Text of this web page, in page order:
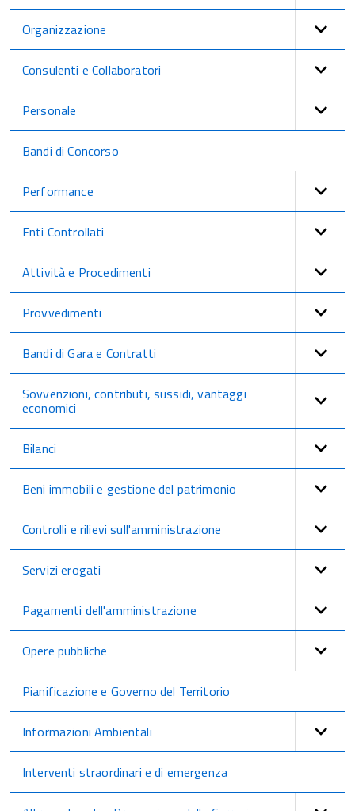
Organizzazione
Consulenti e Collaboratori
Personale
Bandi di Concorso
Performance
Enti Controllati
Attività e Procedimenti
Provvedimenti
Bandi di Gara e Contratti
Sovvenzioni, contributi, sussidi, vantaggi
economici
Bilanci
Beni immobili e gestione del patrimonio
Controlli e rilievi sull'amministrazione
Servizi erogati
Pagamenti dell'amministrazione
Opere pubbliche
Pianificazione e Governo del Territorio
Informazioni Ambientali
Interventi straordinari e di emergenza